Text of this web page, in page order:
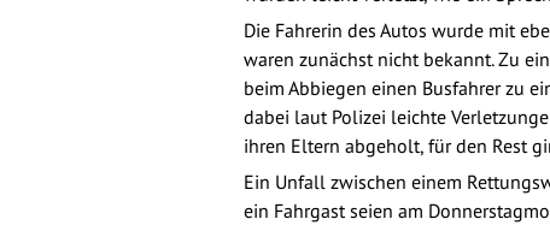
Die Fahrerin des Autos wurde mit
waren zunächst nicht bekannt. Zu
beim Abbiegen einen Busfahrer zu
dabei laut Polizei leichte
ihren Eltern abgeholt, für den Rest
Ein Unfall zwischen einem
ein Fahrgast seien am